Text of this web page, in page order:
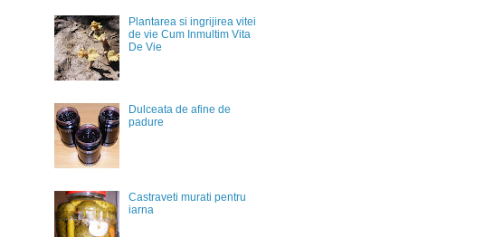
Plantarea si ingrijirea vitei
de vie Cum Inmultim Vita
De Vie
Dulceata de afine de
padure
Castraveti murati pentru
iarna